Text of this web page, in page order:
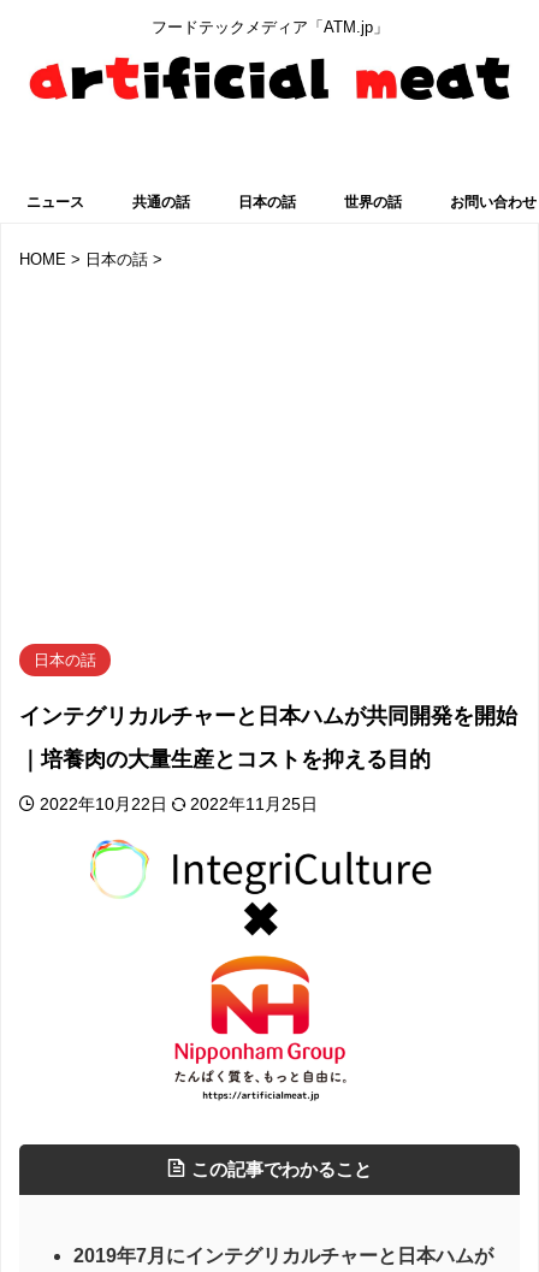
フードテックメディア「ATM.jp」
ニュース 共通の話 日本の話 世界の話 お問い合わせ
HOME > 日本の話 >
日本の話
インテグリカルチャーと日本ハムが共同開発を開始
｜培養肉の大量生産とコストを抑える目的
2022年10月22日 2022年11月25日
この記事でわかること
2019年7月にインテグリカルチャーと日本ハムが